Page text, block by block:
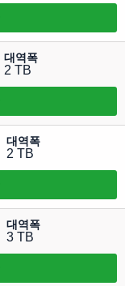
대역폭
2 TB
대역폭
2 TB
대역폭
3 TB